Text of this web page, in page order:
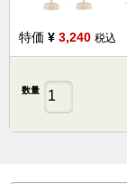
特価 ¥ 3,240 税込
数量